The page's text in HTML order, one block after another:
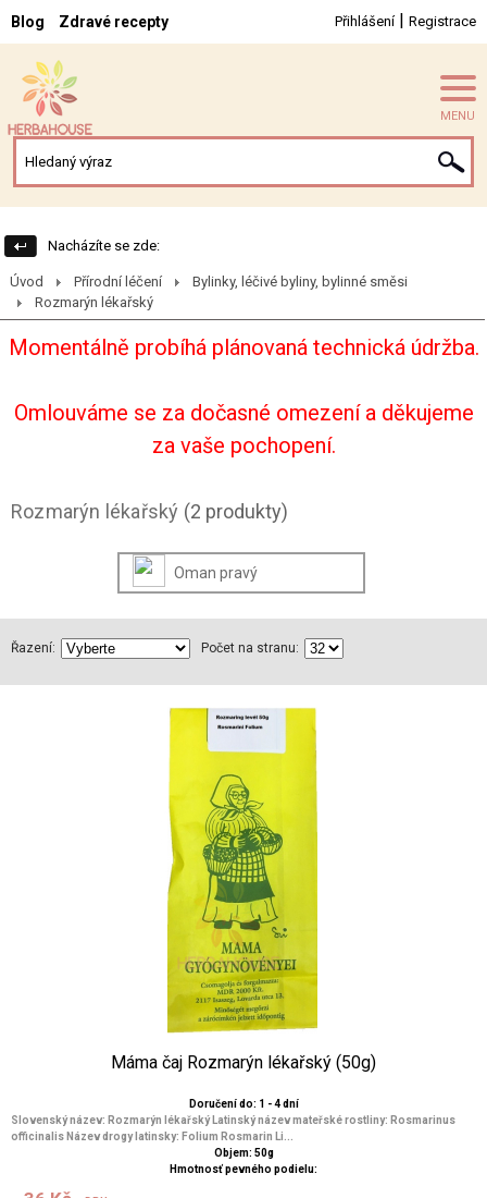
Blog Zdravé recepty Přihlášení| Registrace
MENU
Nacházíte se zde:
Úvod Přírodní léčení
Bylinky, léčivé byliny, bylinné směsi
Rozmarýn lékařský
Momentálně probíhá plánovaná technická údržba.
Omlouváme se za dočasné omezení a děkujeme
za vaše pochopení.
Rozmarýn lékařský (2 produkty)
Oman pravý
Řazení: Počet na stranu:
Máma čaj Rozmarýn lékařský (50g)
Doručení do: 1 - 4 dní
Slovenský název: Rozmarýn lékařský Latinský název mateřské rostliny: Rosmarinus
officinalis Název drogy latinsky: Folium Rosmarin Li...
Objem: 50g
Hmotnosť pevného podielu: